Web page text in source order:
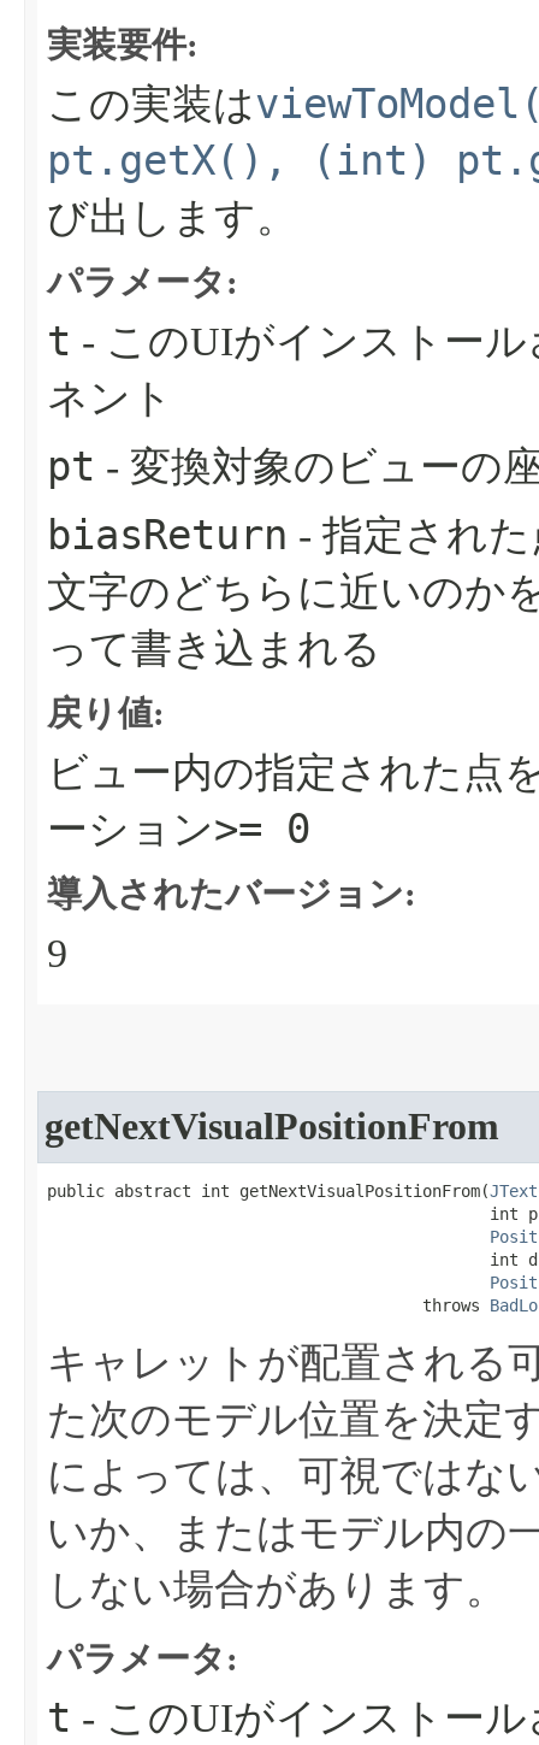
実装要件:
この実装は
pt.getX(), (int)
び出します。
パラメータ:
t - このUIがインストー
ネント
pt - 変換対象のビューの
biasReturn - 指定され
文字のどちらに近いのか
って書き込まれる
戻り値:
ビュー内の指定された点
ーション>= 0
導入されたバージョン:
9
getNextVisualPositionFrom
public abstract int getNextVisualPositionFrom​(
int
int
                                       throws
キャレットが配置される
た次のモデル位置を決定
によっては、可視ではな
いか、またはモデル内の
しない場合があります。
パラメータ:
t - このUIがインストー